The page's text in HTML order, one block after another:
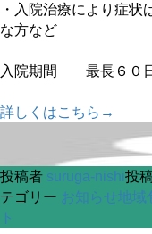
・入院治療により症
な方など
入院期間 最長６０
詳しくはこちら→
投稿者 suruga-nishi投
テゴリー お知らせ地域
ト